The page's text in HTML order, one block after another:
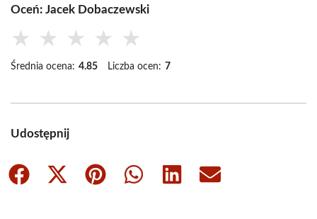
Oceń: Jacek Dobaczewski
★ ★ ★ ★ ★
Średnia ocena: 4.85 Liczba ocen: 7
Udostępnij
Share
Share
Share
Share
Share
Share